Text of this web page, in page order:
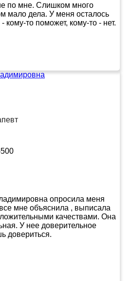
по мне. Слишком много
мало дела. У меня осталось
кому-то поможет, кому-то - нет.
опросила меня
мне объяснила , выписала
качествами. Она
У нее доверительное
довериться.